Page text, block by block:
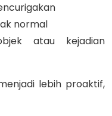
normal
atau kejadian
lebih proaktif,